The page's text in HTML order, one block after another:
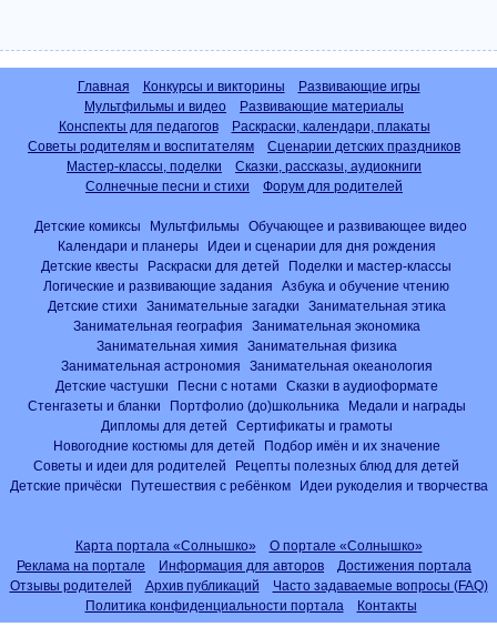
Главная Конкурсы и викторины
Развивающие игры
Мультфильмы и видео
Развивающие материалы
Конспекты для педагогов
Раскраски, календари, плакаты
Советы родителям и воспитателям
Сценарии детских праздников
Мастер-классы, поделки
Сказки, рассказы, аудиокниги
Солнечные песни и стихи
Форум для родителей
Детские комиксы Мультфильмы
Обучающее и развивающее видео
Календари и планеры
Идеи и сценарии для дня рождения
Детские квесты
Раскраски для детей
Поделки и мастер-классы
Логические и развивающие задания
Азбука и обучение чтению
Детские стихи
Занимательные загадки
Занимательная этика
Занимательная география
Занимательная экономика
Занимательная химия
Занимательная физика
Занимательная астрономия
Занимательная океанология
Детские частушки
Песни с нотами
Сказки в аудиоформате
Стенгазеты и бланки
Портфолио (до)школьника
Медали и награды
Дипломы для детей
Сертификаты и грамоты
Новогодние костюмы для детей
Подбор имён и их значение
Советы и идеи для родителей
Рецепты полезных блюд для детей
Детские причёски
Путешествия с ребёнком Идеи рукоделия и творчества
Карта портала «Солнышко»
О портале «Солнышко»
Реклама на портале
Информация для авторов
Достижения портала
Отзывы родителей
Архив публикаций
Часто задаваемые вопросы (FAQ)
Политика конфиденциальности портала
Контакты